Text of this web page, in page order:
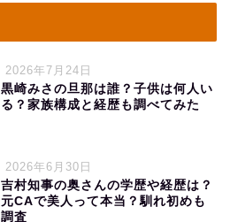
2026年7月24日
黒崎みさの旦那は誰？子供は何人い
る？家族構成と経歴も調べてみた
2026年6月30日
吉村知事の奥さんの学歴や経歴は？
元CAで美人って本当？馴れ初めも
調査